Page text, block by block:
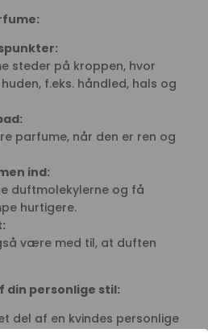
steder på kroppen, hvor
f.eks. håndled, hals og
parfume, når den er ren og
ind:
duftmolekylerne og få
hurtigere.
være med til, at duften
din personlige stil:
del af en kvindes personlige